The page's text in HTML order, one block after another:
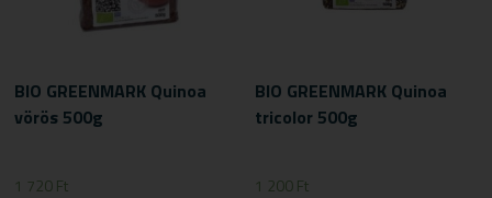
BIO GREENMARK Quinoa
vörös 500g
1 720Ft
BIO GREENMARK Quinoa
tricolor 500g
1 200Ft